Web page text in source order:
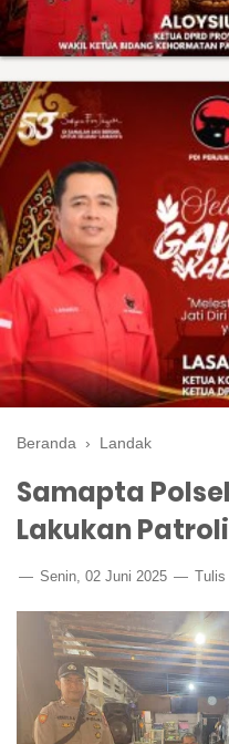
Beranda › Landak
Samapta
Lakukan
Senin, 02 Juni 2025 Tulis